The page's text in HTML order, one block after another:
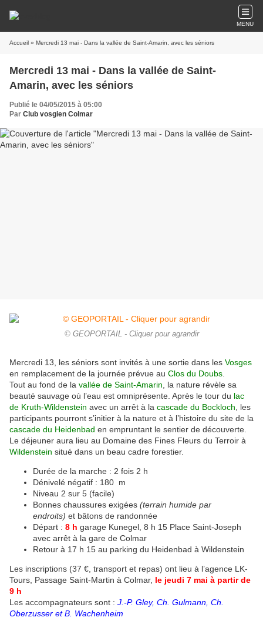
MENU
Accueil » Mercredi 13 mai - Dans la vallée de Saint-Amarin, avec les séniors
Mercredi 13 mai - Dans la vallée de Saint-
Amarin, avec les séniors
Publié le 04/05/2015 à 05:00
Par Club vosgien Colmar
© GEOPORTAIL - Cliquer pour agrandir
Mercredi 13, les séniors sont invités à une sortie dans les Vosges
en remplacement de la journée prévue au Clos du Doubs
Tout au fond de la vallée de Saint-Amarin , la nature révèle sa
beauté sauvage où l’eau est omniprésente. Après le tour du lac
de Kruth-Wildenstein avec un arrêt à la cascade du Bockloch , les
participants pourront s’initier à la nature et à l’histoire du site de la
cascade du Heidenbad en empruntant le sentier de découverte.
Le déjeuner aura lieu au Domaine des Fines Fleurs du Terroir à
Wildenstein situé dans un beau cadre forestier.
Durée de la marche : 2 fois 2 h
Dénivelé négatif : 180 m
Niveau 2 sur 5 (facile)
Bonnes chaussures exigées (terrain humide par
endroits) et bâtons de randonnée
Départ : 8 h garage Kunegel, 8 h 15 Place Saint-Joseph
avec arrêt à la gare de Colmar
Retour à 17 h 15 au parking du Heidenbad à Wildenstein
Les inscriptions (37 €, transport et repas) ont lieu à l’agence LK-
Tours, Passage Saint-Martin à Colmar, le jeudi 7 mai à partir de
9 h
Les accompagnateurs sont : J.-P. Gley, Ch. Gulmann, Ch.
Oberzusser et B. Wachenheim